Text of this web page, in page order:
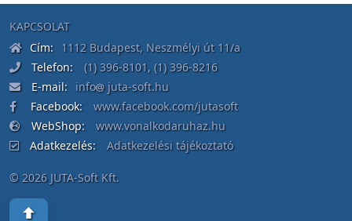
KAPCSOLAT
Cím: 1112 Budapest, Neszmélyi út 11/a
Telefon:
(1) 396-8101, (1) 396-8216
E-mail: info juta-soft.hu
Facebook:
www.facebook.com/jutasoft
WebShop:
www.vonalkodaruhaz.hu
Adatkezelés:
Adatkezelési tájékoztató
© 2026 JUTA-Soft Kft.